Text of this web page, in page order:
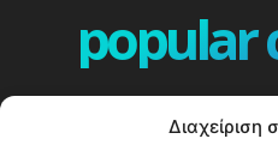
Διαχείριση
popular